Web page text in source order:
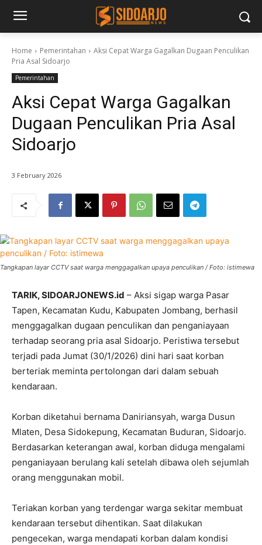
Home Pemerintahan
Aksi Cepat Warga Gagalkan Dugaan Penculikan
Pria Asal Sidoarjo
Pemerintahan
Aksi Cepat Warga Gagalkan
Dugaan Penculikan Pria Asal
Sidoarjo
3 February 2026
Tangkapan layar CCTV saat warga menggagalkan upaya penculikan / Foto: istimewa
TARIK, SIDOARJONEWS.id – Aksi sigap warga Pasar
Tapen, Kecamatan Kudu, Kabupaten Jombang, berhasil
menggagalkan dugaan penculikan dan penganiayaan
terhadap seorang pria asal Sidoarjo. Peristiwa tersebut
terjadi pada Jumat (30/1/2026) dini hari saat korban
berteriak meminta pertolongan dari dalam sebuah
kendaraan.
Korban diketahui bernama Daniriansyah, warga Dusun
Mlaten, Desa Sidokepung, Kecamatan Buduran, Sidoarjo.
Berdasarkan keterangan awal, korban diduga mengalami
penganiayaan berulang kali setelah dibawa oleh sejumlah
orang menggunakan mobil.
Teriakan korban yang terdengar warga sekitar membuat
kendaraan tersebut dihentikan. Saat dilakukan
pengecekan, warga mendapati korban dalam kondisi